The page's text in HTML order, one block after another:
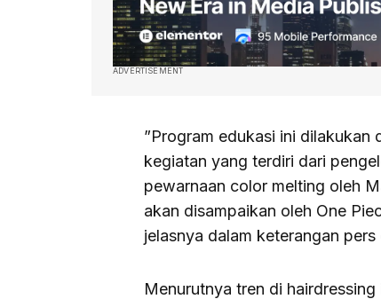
ADVERTISEMENT
”Program edukasi ini
kegiatan yang terdiri dari
pewarnaan color melting oleh
akan disampaikan oleh One
jelasnya dalam keterangan
Menurutnya tren di